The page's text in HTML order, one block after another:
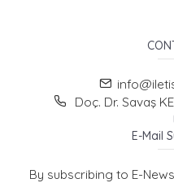
Doç. Dr. Savaş
E-Mail
By subscribing to E-